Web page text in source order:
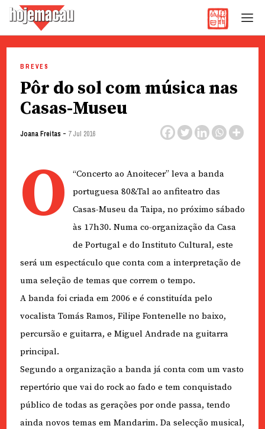
content
BREVES
Pôr do sol com música nas
Casas-Museu
Joana Freitas - 7 Jul 2016
O
“Concerto ao Anoitecer” leva a banda
portuguesa 80&Tal ao anfiteatro das
Casas-Museu da Taipa, no próximo sábado
às 17h30. Numa co-organização da Casa
de Portugal e do Instituto Cultural, este
será um espectáculo que conta com a interpretação de
uma seleção de temas que correm o tempo.
A banda foi criada em 2006 e é constituída pelo
vocalista Tomás Ramos, Filipe Fontenelle no baixo,
percursão e guitarra, e Miguel Andrade na guitarra
principal.
Segundo a organização a banda já conta com um vasto
repertório que vai do rock ao fado e tem conquistado
público de todas as gerações por onde passa, tendo
ainda novos temas em Mandarim. Da selecção musical,